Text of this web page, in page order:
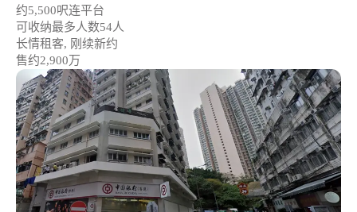
约5,500呎连平台
可收纳最多人数54人
长情租客, 刚续新约
售约2,900万